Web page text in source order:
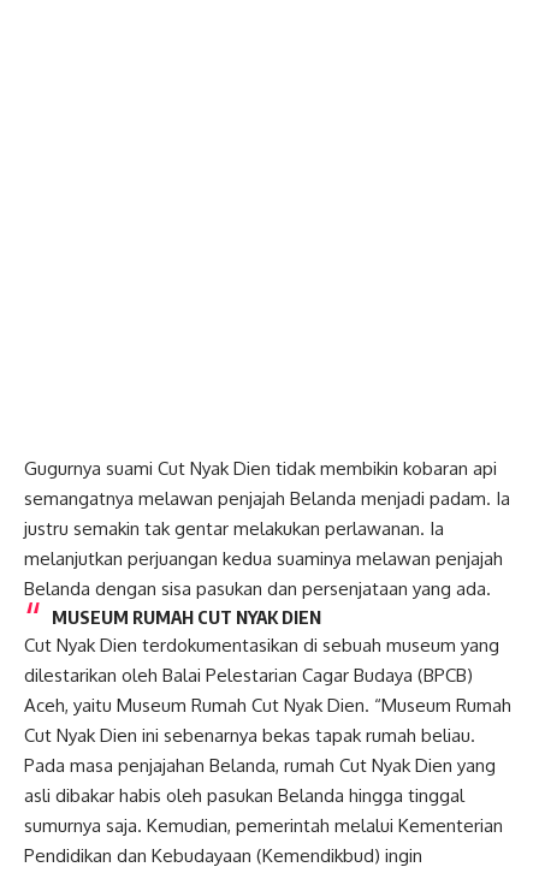
Gugurnya suami Cut Nyak Dien tidak membikin kobaran api
semangatnya melawan penjajah Belanda menjadi padam. Ia
justru semakin tak gentar melakukan perlawanan. Ia
melanjutkan perjuangan kedua suaminya melawan penjajah
Belanda dengan sisa pasukan dan persenjataan yang ada.
MUSEUM RUMAH CUT NYAK DIEN
Cut Nyak Dien terdokumentasikan di sebuah museum yang
dilestarikan oleh Balai Pelestarian Cagar Budaya (BPCB)
Aceh, yaitu Museum Rumah Cut Nyak Dien. “Museum Rumah
Cut Nyak Dien ini sebenarnya bekas tapak rumah beliau.
Pada masa penjajahan Belanda, rumah Cut Nyak Dien yang
asli dibakar habis oleh pasukan Belanda hingga tinggal
sumurnya saja. Kemudian, pemerintah melalui Kementerian
Pendidikan dan Kebudayaan (Kemendikbud) ingin